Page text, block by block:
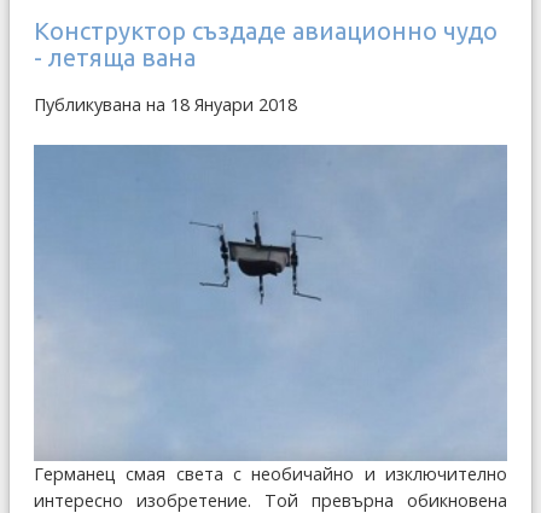
Конструктор създаде авиационно чудо
- летяща вана
Публикувана на 18 Януари 2018
Германец смая света с необичайно и изключително
интересно изобретение. Той превърна обикновена